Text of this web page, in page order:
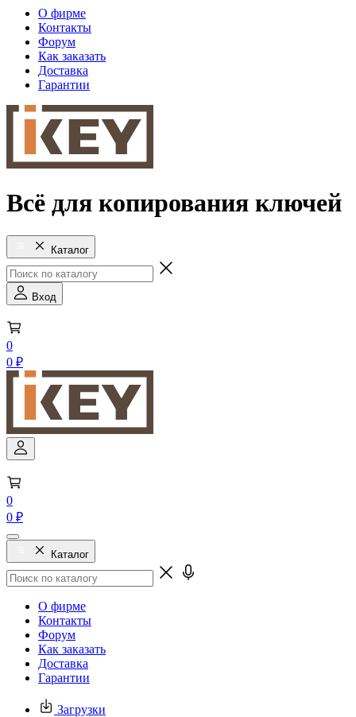
О фирме
Контакты
Форум
Как заказать
Доставка
Гарантии
Всё для копирования ключей
Каталог
Вход
0
0 ₽
0
0 ₽
Каталог
О фирме
Контакты
Форум
Как заказать
Доставка
Гарантии
Загрузки